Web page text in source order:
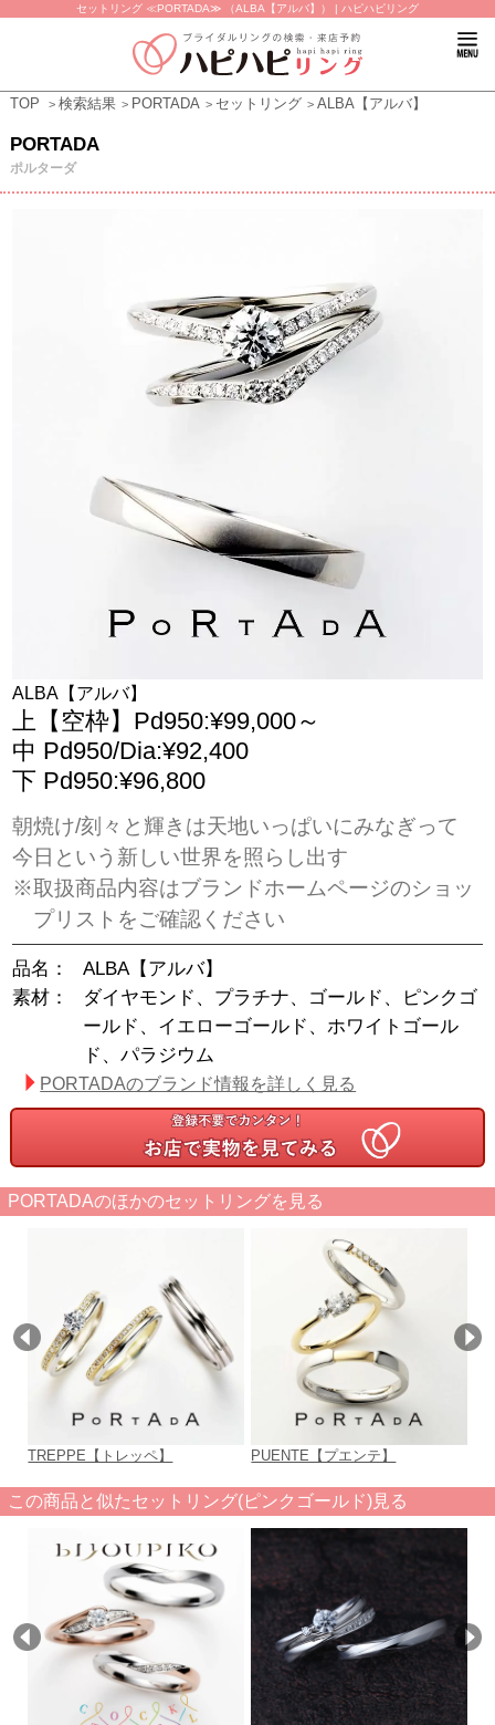
セットリング ≪PORTADA≫ （ALBA【アルバ】） | ハピハピリング
TOP 検索結果 PORTADA セットリング ALBA【アルバ】
PORTADA
ポルターダ
ALBA【アルバ】
上【空枠】Pd950:¥99,000～
中 Pd950/Dia:¥92,400
下 Pd950:¥96,800
朝焼け/刻々と輝きは天地いっぱいにみなぎって
今日という新しい世界を照らし出す
※取扱商品内容はブランドホームページのショッ
プリストをご確認ください
品名：
ALBA【アルバ】
素材：
ダイヤモンド、プラチナ、ゴールド、ピンクゴ
ールド、イエローゴールド、ホワイトゴール
ド、パラジウム
PORTADAのブランド情報を詳しく見る
PORTADAのほかのセットリングを見る
TREPPE【トレッペ】 PUENTE【プエンテ】
この商品と似たセットリング(ピンクゴールド)見る